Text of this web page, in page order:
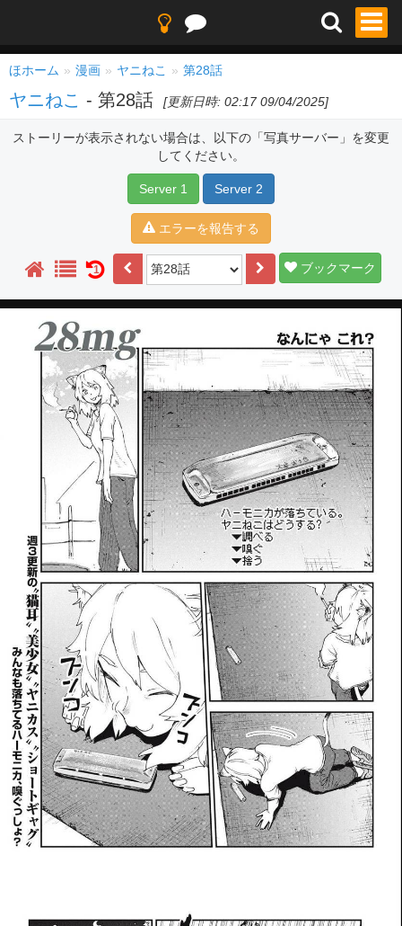
ほホーム 漫画 ヤニねこ 第28話
ヤニねこ - 第28話 [更新日時: 02:17 09/04/2025]
ストーリーが表示されない場合は、以下の「写真サーバー」を変更
してください。
Server 1 Server 2
エラーを報告する
1 ブックマーク